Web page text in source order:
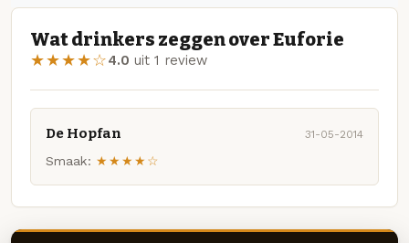
Wat drinkers zeggen over Euforie
★★★★☆4.0 uit 1 review
De Hopfan 31-05-2014
Smaak: ★★★★☆